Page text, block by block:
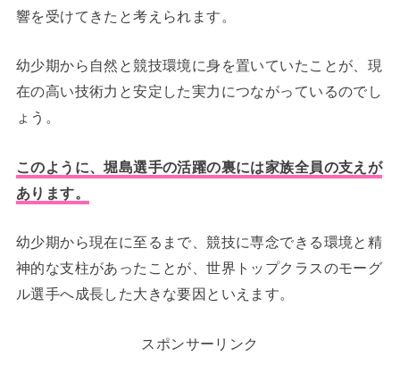
響を受けてきたと考えられます。
幼少期から自然と競技環境に身を置いていたことが、現
在の高い技術力と安定した実力につながっているのでし
ょう。
このように、堀島選手の活躍の裏には家族全員の支えが
あります。
幼少期から現在に至るまで、競技に専念できる環境と精
神的な支柱があったことが、世界トップクラスのモーグ
ル選手へ成長した大きな要因といえます。
スポンサーリンク